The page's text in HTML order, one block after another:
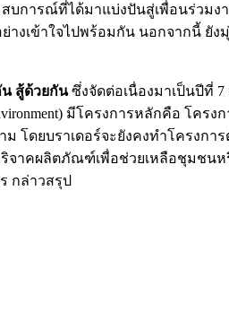
บการณ์ที่ได้มาแบ่งปันสู่เพื่อนร่วมง
ย่างเข้าใจไปพร้อมกัน นอกจากนี้ ยั
น สู้ด้วยกันซึ่งจัดต่อเนื่องมาเป็นปีที่ 7
มีโครงการหลักคือ โครงก
ดยบราเดอร์จะยังคงทำโครงการ
ริจาคผลิตภัณฑ์เพื่อช่วยเหลือชุมชน
กล่าวสรุป